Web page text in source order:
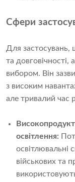
Сфери
Для застосувань,
та
вибором. Він
з високим
але тривалий час
освітлення:
освітлювальні
військових та